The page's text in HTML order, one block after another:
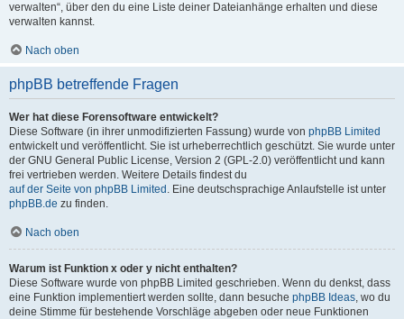
verwalten“, über den du eine Liste deiner Dateianhänge erhalten und diese
verwalten kannst.
Nach oben
phpBB betreffende Fragen
Wer hat diese Forensoftware entwickelt?
Diese Software (in ihrer unmodifizierten Fassung) wurde von phpBB Limited
entwickelt und veröffentlicht. Sie ist urheberrechtlich geschützt. Sie wurde unter
der GNU General Public License, Version 2 (GPL-2.0) veröffentlicht und kann
frei vertrieben werden. Weitere Details findest du
auf der Seite von phpBB Limited . Eine deutschsprachige Anlaufstelle ist unter
phpBB.de zu finden.
Nach oben
Warum ist Funktion x oder y nicht enthalten?
Diese Software wurde von phpBB Limited geschrieben. Wenn du denkst, dass
eine Funktion implementiert werden sollte, dann besuche phpBB Ideas, wo du
deine Stimme für bestehende Vorschläge abgeben oder neue Funktionen